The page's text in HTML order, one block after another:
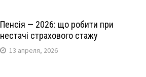
Пенсія — 2026: що робити при
нестачі страхового стажу
13 апреля, 2026